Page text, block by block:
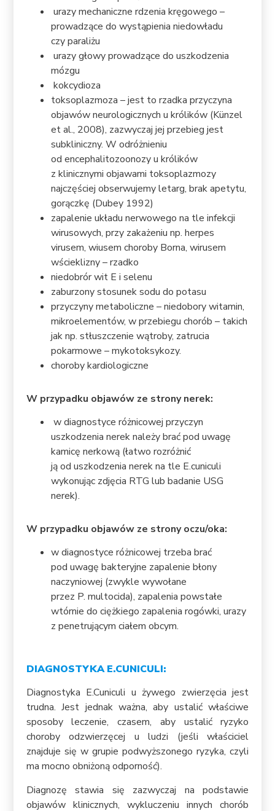
urazy mechaniczne rdzenia kręgowego –
prowadzące do wystąpienia niedowładu
czy paraliżu
urazy głowy prowadzące do uszkodzenia
mózgu
kokcydioza
toksoplazmoza – jest to rzadka przyczyna
objawów neurologicznych u królików (Künzel
et al., 2008), zazwyczaj jej przebieg jest
subkliniczny. W odróżnieniu
od encephalitozoonozy u królików
z klinicznymi objawami toksoplazmozy
najczęściej obserwujemy letarg, brak apetytu,
gorączkę (Dubey 1992)
zapalenie układu nerwowego na tle infekcji
wirusowych, przy zakażeniu np. herpes
virusem, wiusem choroby Borna, wirusem
wścieklizny – rzadko
niedobrór wit E i selenu
zaburzony stosunek sodu do potasu
przyczyny metaboliczne – niedobory witamin,
mikroelementów, w przebiegu chorób – takich
jak np. stłuszczenie wątroby, zatrucia
pokarmowe – mykotoksykozy.
choroby kardiologiczne
W przypadku objawów ze strony nerek:
w diagnostyce różnicowej przyczyn
uszkodzenia nerek należy brać pod uwagę
kamicę nerkową (łatwo rozróżnić
ją od uszkodzenia nerek na tle E.cuniculi
wykonując zdjęcia RTG lub badanie USG
nerek).
W przypadku objawów ze strony oczu/oka:
w diagnostyce różnicowej trzeba brać
pod uwagę bakteryjne zapalenie błony
naczyniowej (zwykle wywołane
przez P. multocida), zapalenia powstałe
wtórnie do ciężkiego zapalenia rogówki, urazy
z penetrującym ciałem obcym.
DIAGNOSTYKA E.CUNICULI:
Diagnostyka E.Cuniculi u żywego zwierzęcia jest
trudna. Jest jednak ważna, aby ustalić właściwe
sposoby leczenie, czasem, aby ustalić ryzyko
choroby odzwierzęcej u ludzi (jeśli właściciel
znajduje się w grupie podwyższonego ryzyka, czyli
ma mocno obniżoną odporność).
Diagnozę stawia się zazwyczaj na podstawie
objawów klinicznych, wykluczeniu innych chorób